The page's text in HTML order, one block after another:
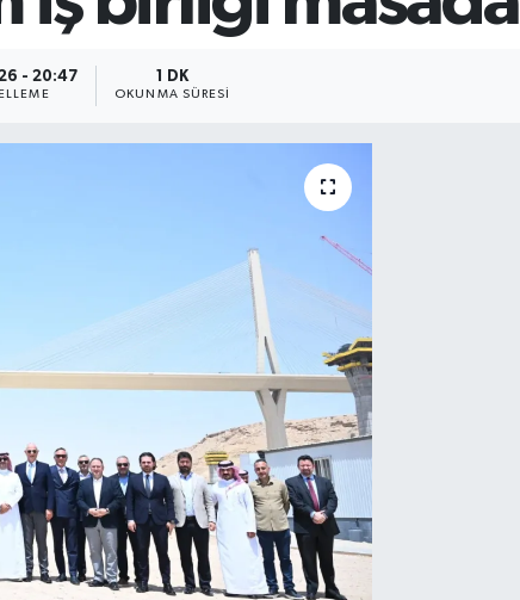
- 20:47 1 DK
OKUNMA SÜRESI